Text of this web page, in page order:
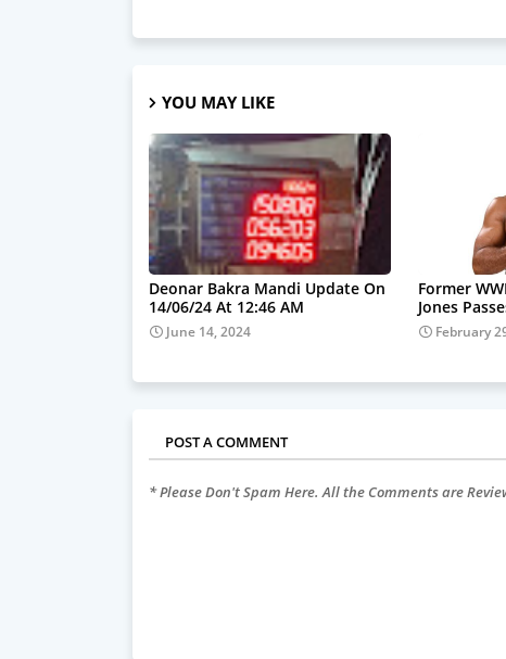
YOU MAY LIKE
Deonar Bakra Mandi Update On
14/06/24 At 12:46 AM
June 14, 2024
Former
Jones
February
POST A COMMENT
* Please Don't Spam Here. All the Comments are